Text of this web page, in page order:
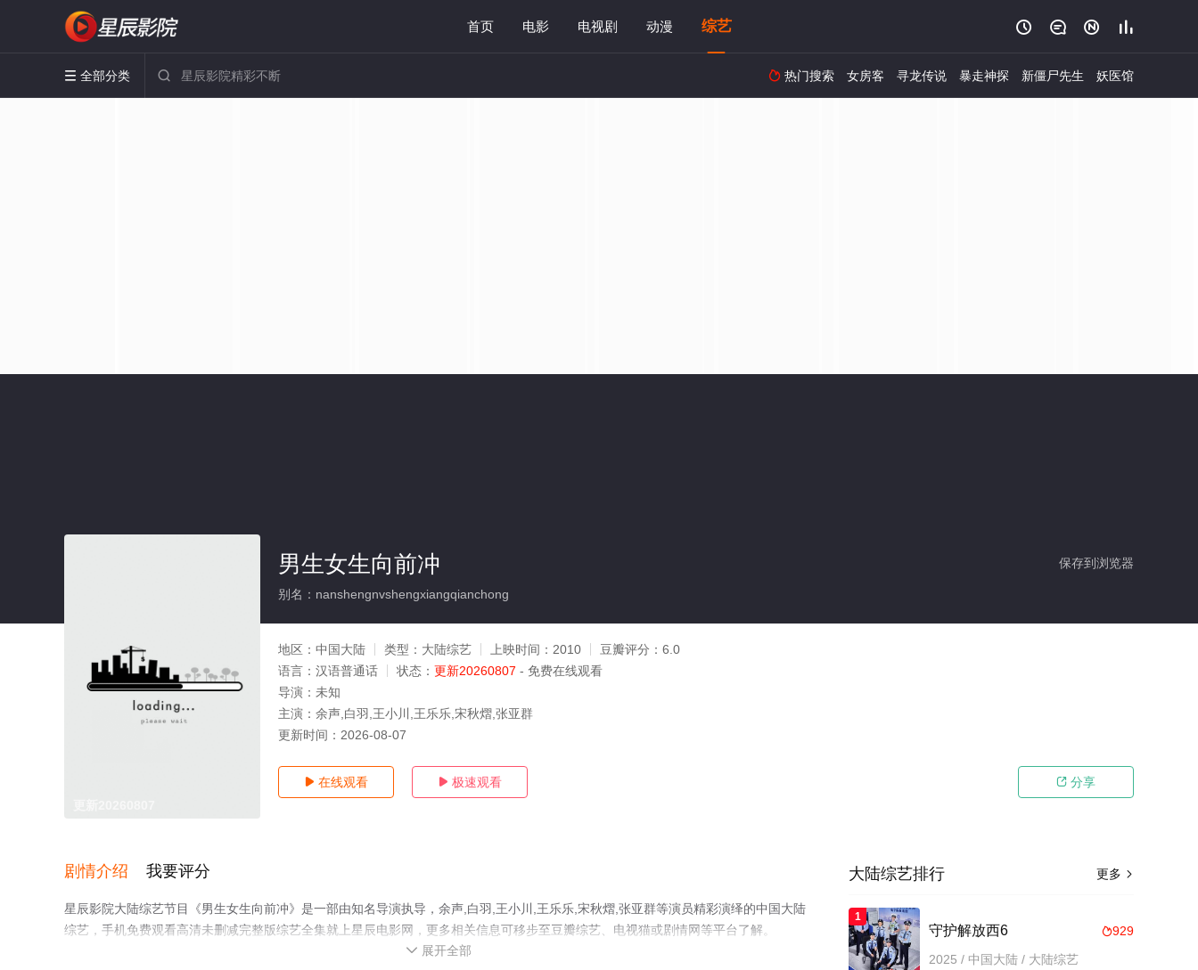
首页 电影 电视剧 动漫 综艺    
 全部分类   热门搜索 女房客 寻龙传说 暴走神探 新僵尸先生 妖医馆
保存到浏览器
男生女生向前冲
别名：nanshengnvshengxiangqianchong
地区： 中国大陆 类型： 大陆综艺 上映时间： 2010 豆瓣评分： 6.0
语言： 汉语普通话 状态： 更新20260807 - 免费在线观看
导演： 未知
主演： 余声,白羽,王小川,王乐乐,宋秋熠,张亚群
更新时间： 2026-08-07
 在线观看  极速观看  分享
剧情介绍 我要评分
星辰影院大陆综艺节目《男生女生向前冲》是一部由知名导演执导，余声,白羽,王小川,王乐乐,宋秋熠,张亚群等演员精彩演绎的中国大陆
综艺，手机免费观看高清未删减完整版综艺全集就上星辰电影网，更多相关信息可移步至豆瓣综艺、电视猫或剧情网等平台了解。
 展开全部
更多 
大陆综艺排行
1
929
守护解放西6
2025 / 中国大陆 / 大陆综艺